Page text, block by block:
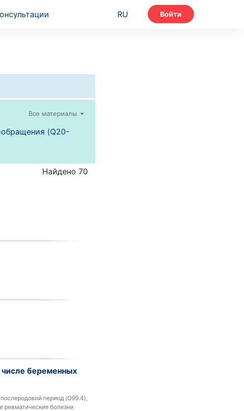
RU Войти
Все материалы
(Q20-
Найдено 70
беременных
период (O99.4),
ревматические болезни